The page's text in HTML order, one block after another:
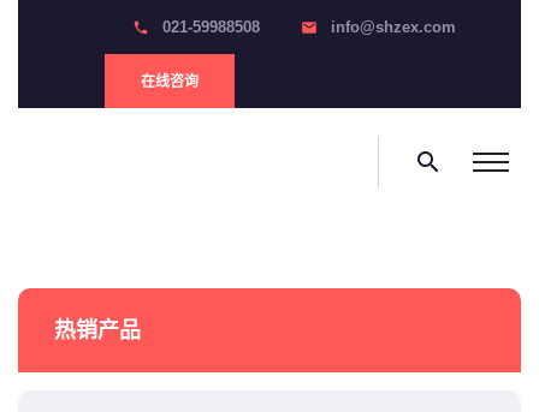
phone 021-59988508 email info@shzex.com
在线咨询
search
热销产品